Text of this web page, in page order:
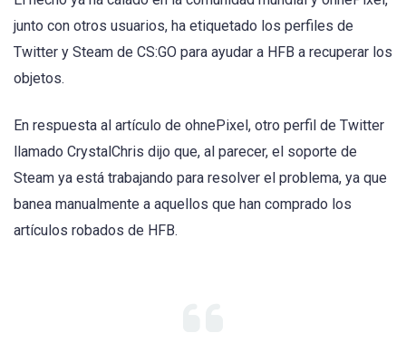
junto con otros usuarios, ha etiquetado los perfiles de
Twitter y Steam de CS:GO para ayudar a HFB a recuperar los
objetos.
En respuesta al artículo de ohnePixel, otro perfil de Twitter
llamado CrystalChris dijo que, al parecer, el soporte de
Steam ya está trabajando para resolver el problema, ya que
banea manualmente a aquellos que han comprado los
artículos robados de HFB.